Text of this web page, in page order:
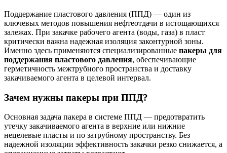
Поддержание пластового давления (ППД) — один из
ключевых методов повышения нефтеотдачи в истощающихся
залежах. При закачке рабочего агента (воды, газа) в пласт
критически важна надежная изоляция законтурной зоны.
Именно здесь применяются специализированные пакеры для
поддержания пластового давления, обеспечивающие
герметичность межтрубного пространства и доставку
закачиваемого агента в целевой интервал.
Зачем нужны пакеры при ППД?
Основная задача пакера в системе ППД — предотвратить
утечку закачиваемого агента в верхние или нижние
нецелевые пласты и по затрубному пространству. Без
надежной изоляции эффективность закачки резко снижается, а